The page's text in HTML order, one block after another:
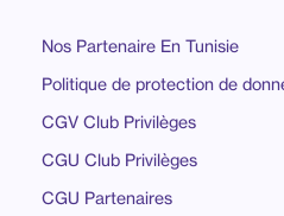
Nos Partenaire En Tunisie
Politique de protection de
CGV Club Privilèges
CGU Club Privilèges
CGU Partenaires